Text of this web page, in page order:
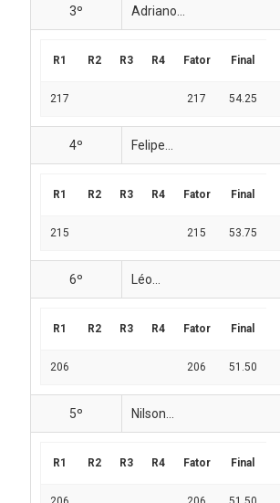
3º Adriano...
R1 R2 R3 R4 Fator Final
217 217 54.25
4º Felipe...
R1 R2 R3 R4 Fator Final
215 215 53.75
6º Léo...
R1 R2 R3 R4 Fator Final
206 206 51.50
5º Nilson...
R1 R2 R3 R4 Fator Final